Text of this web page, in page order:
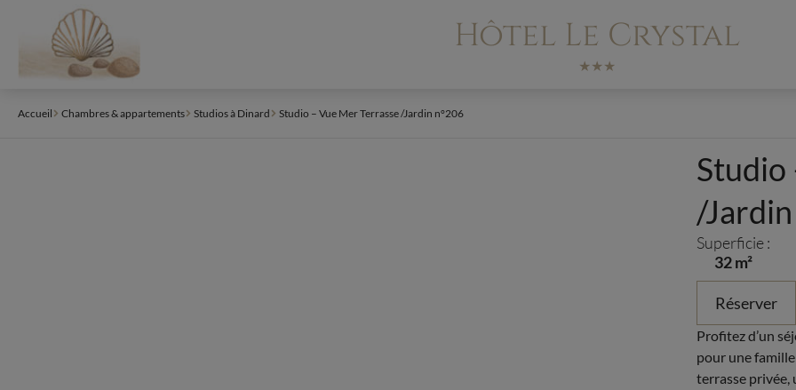
Hôtel Le Crystal
★★★
Accueil Chambres & appartements Studios à Dinard Studio – Vue Mer Terrasse /Jardin n°206
Studio
/
Superficie :
32 m²
Réserver
Profitez d’un
pour une
terrasse privée,
Panneau de gestion des cookies